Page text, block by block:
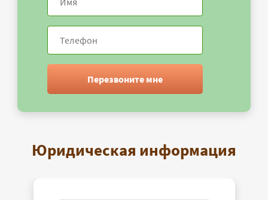
Перезвоните мне
Юридическая информация